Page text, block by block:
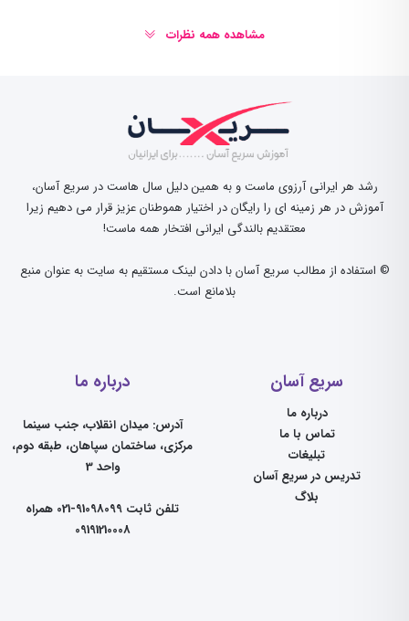
مشاهده همه نظرات
رشد هر ایرانی آرزوی ماست و به همین دلیل سال هاست در سریع آسان،
آموزش در هر زمینه ای را رایگان در اختیار هموطنان عزیز قرار می دهیم زیرا
معتقدیم بالندگی ایرانی افتخار همه ماست!
© استفاده از مطالب سریع آسان با دادن لینک مستقیم به سایت به عنوان منبع
بلامانع است.
سریع آسان
درباره ما
تماس با ما
تبلیغات
تدریس در سریع آسان
بلاگ
درباره ما
آدرس: میدان انقلاب، جنب سینما
مرکزی، ساختمان سپاهان، طبقه دوم،
واحد 3
تلفن ثابت 91098099-021 همراه
09191210008